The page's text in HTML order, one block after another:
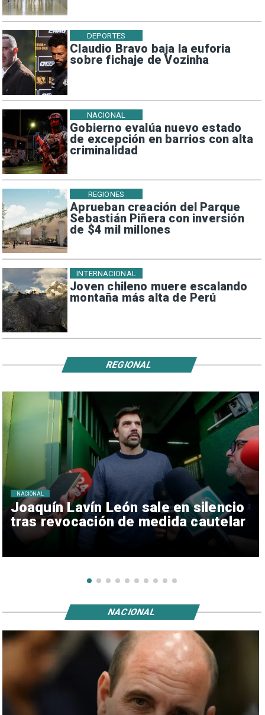
Claudio Bravo baja la euforia
sobre fichaje de Vozinha
DEPORTES
Gobierno evalúa nuevo estado
de excepción en barrios con alta
criminalidad
NACIONAL
Aprueban creación del Parque
Sebastián Piñera con inversión
de $4 mil millones
REGIONES
Joven chileno muere escalando
montaña más alta de Perú
INTERNACIONAL
Joaquín Lavín León sale en silencio
tras revocación de medida cautelar
NACIONAL
REGIONAL
NACIONAL